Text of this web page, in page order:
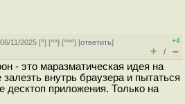
11/2025 [^] [^^] [^^^] [ответить]
+4
+ / –
- это маразматическая идея на
внутрь браузера и пытаться
десктоп приложения. Только на